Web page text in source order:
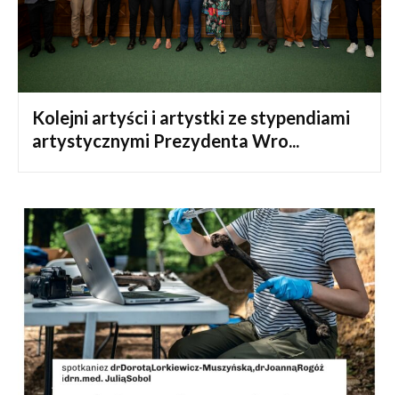
Kolejni artyści i artystki ze stypendiami
artystycznymi Prezydenta Wro...